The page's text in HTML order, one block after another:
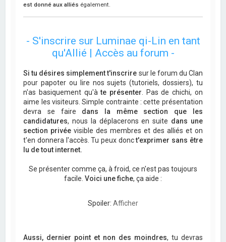
est donné aux alliés également.
- S'inscrire sur Luminae qi-Lin en tant
qu'Allié | Accès au forum -
Si tu désires simplement t'inscrire sur le forum du Clan
pour papoter ou lire nos sujets (tutoriels, dossiers), tu
n'as basiquement qu'àte présenter . Pas de chichi, on
aime les visiteurs. Simple contrainte : cette présentation
devra se faire dans la même section que les
candidatures, nous la déplacerons en suite dans une
section privée visible des membres et des alliés et on
t'en donnera l'accès. Tu peux donct'exprimer sans être
lu de tout internet.
Se présenter comme ça, à froid, ce n'est pas toujours
facile. Voici une fiche, ça aide :
Spoiler: Afficher
Aussi, dernier point et non des moindres, tu devras